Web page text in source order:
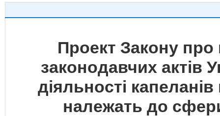
Проект Закону про
законодавчих актів
діяльності
належать до